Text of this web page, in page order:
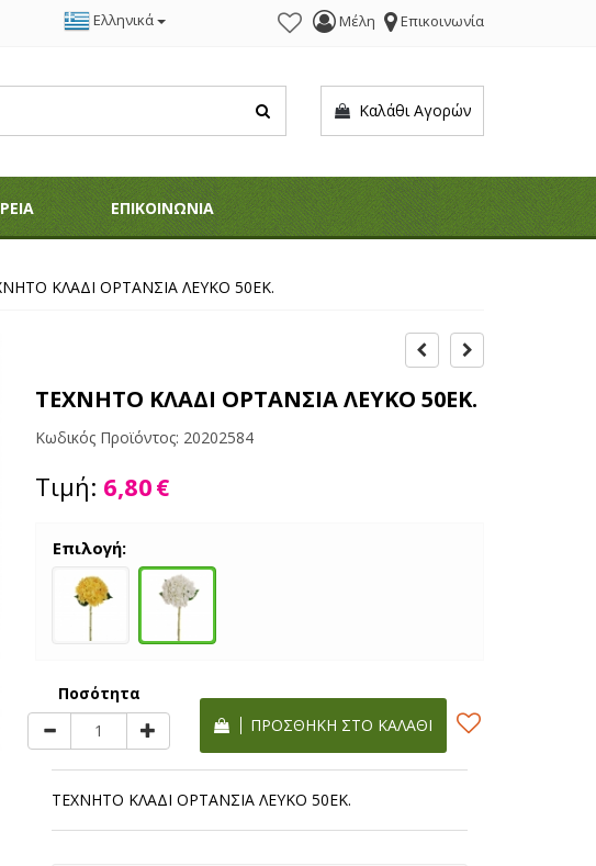
Ελληνικά Μέλη Επικοινωνία
Καλάθι Αγορών
ΕΠΙΚΟΙΝΩΝΙΑ
ΚΛΑΔΙ ΟΡΤΑΝΣΙΑ ΛΕΥΚΟ 50ΕΚ.
ΤΕΧΝΗΤΟ ΚΛΑΔΙ ΟΡΤΑΝΣΙΑ ΛΕΥΚΟ 50ΕΚ.
Κωδικός Προϊόντος: 20202584
Τιμή: 6,80€
Επιλογή:
Ποσότητα
ΠΡΟΣΘΉΚΗ ΣΤΟ ΚΑΛΆΘΙ
ΤΕΧΝΗΤΟ ΚΛΑΔΙ ΟΡΤΑΝΣΙΑ ΛΕΥΚΟ 50ΕΚ.